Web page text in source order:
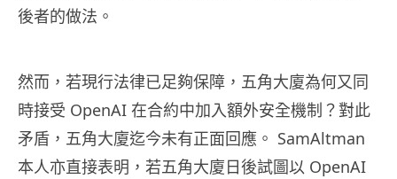
後者的做法。
然而，若現行法律已足夠保障，五角大廈為何又同
時接受 OpenAI 在合約中加入額外安全機制？對此
矛盾，五角大廈迄今未有正面回應。 SamAltman
本人亦直接表明，若五角大廈日後試圖以 OpenAI